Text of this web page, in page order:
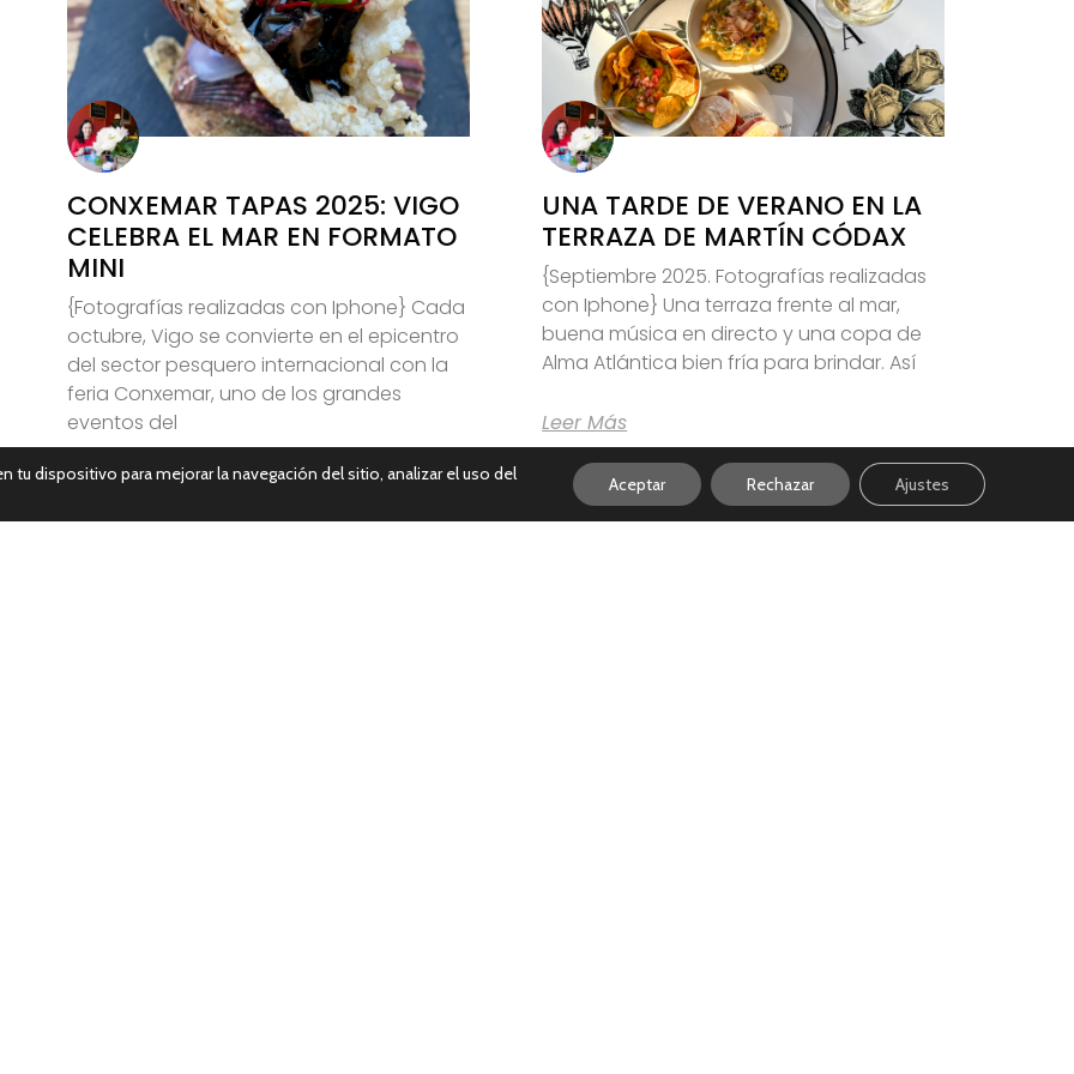
CONXEMAR TAPAS 2025: VIGO
CELEBRA EL MAR EN FORMATO
MINI
{Fotografías realizadas con Iphone} Cada
octubre, Vigo se convierte en el epicentro
del sector pesquero internacional con la
feria Conxemar, uno de los grandes
eventos del
Leer Más
UNA TARDE DE VERANO EN LA
TERRAZA DE MARTÍN CÓDAX
{Septiembre 2025. Fotografías realizadas
con Iphone} Una terraza frente al mar,
buena música en directo y una copa de
Alma Atlántica bien fría para brindar. Así
Leer Más
tu dispositivo para mejorar la navegación del sitio, analizar el uso del Aceptar Rechazar Ajustes